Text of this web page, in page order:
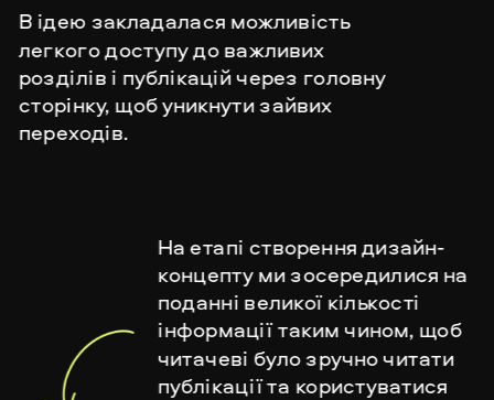
В ідею закладалася можливість
легкого доступу до важливих
розділів і публікацій через головну
сторінку, щоб уникнути зайвих
переходів.
На етапі створення дизайн-
концепту ми зосередилися на
поданні великої кількості
інформації таким чином, щоб
читачеві було зручно читати
публікації та користуватися